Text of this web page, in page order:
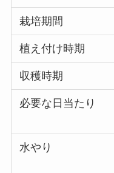
栽培期間
植え付け時期
収穫時期
必要な日当たり
水やり